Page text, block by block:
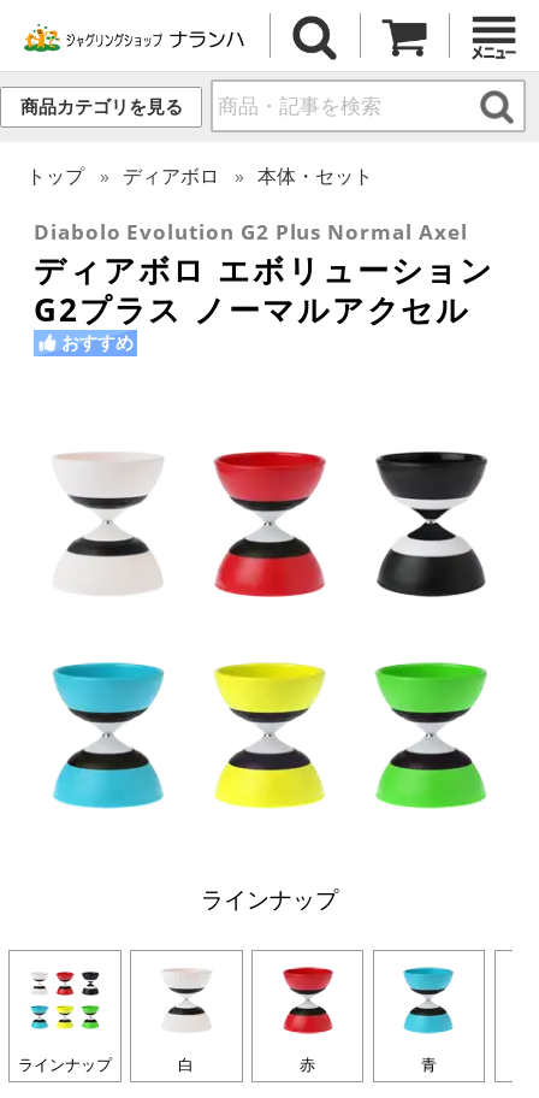
商品カテゴリを見る
トップ ディアボロ 本体・セット
Diabolo Evolution G2 Plus Normal Axel
ディアボロ エボリューション
G2プラス ノーマルアクセル
おすすめ
ラインナップ
ラインナップ 白 赤 青